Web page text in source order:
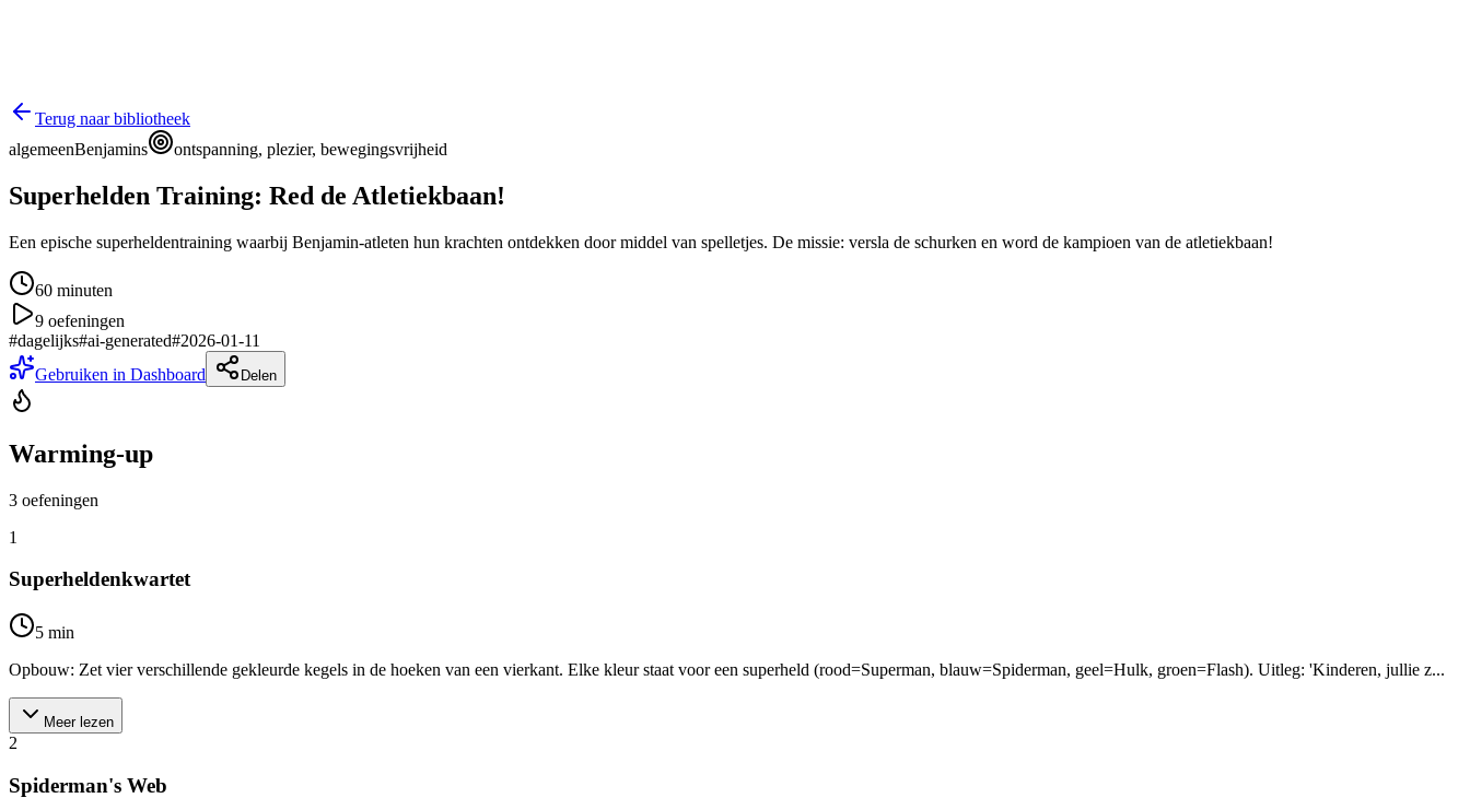
Terug naar bibliotheek
algemeenBenjamins ontspanning, plezier, bewegingsvrijheid
Superhelden Training: Red de Atletiekbaan!
Een epische superheldentraining waarbij Benjamin-atleten hun krachten ontdekken door middel van spelletjes. De missie: versla de schurken en word de kampioen van de atletiekbaan!
60 minuten
9 oefeningen
#dagelijks#ai-generated#2026-01-11
Gebruiken in Dashboard
Delen
Warming-up
3 oefeningen
1
Superheldenkwartet
5 min
Opbouw: Zet vier verschillende gekleurde kegels in de hoeken van een vierkant. Elke kleur staat voor een superheld (rood=Superman, blauw=Spiderman, geel=Hulk, groen=Flash). Uitleg: 'Kinderen, jullie z...
Meer lezen
2
Spiderman's Web